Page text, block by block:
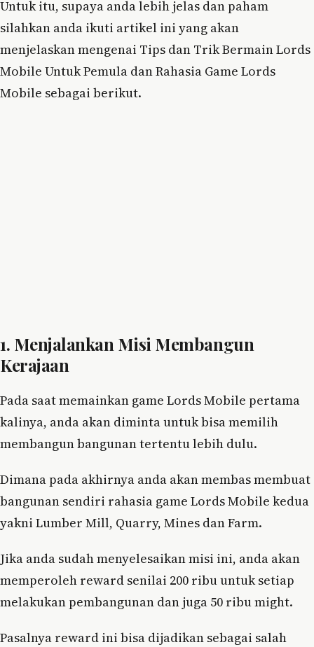
Untuk itu, supaya anda lebih jelas dan paham
silahkan anda ikuti artikel ini yang akan
menjelaskan mengenai Tips dan Trik Bermain Lords
Mobile Untuk Pemula dan Rahasia Game Lords
Mobile sebagai berikut.
1. Menjalankan Misi Membangun
Kerajaan
Pada saat memainkan game Lords Mobile pertama
kalinya, anda akan diminta untuk bisa memilih
membangun bangunan tertentu lebih dulu.
Dimana pada akhirnya anda akan membas membuat
bangunan sendiri rahasia game Lords Mobile kedua
yakni Lumber Mill, Quarry, Mines dan Farm.
Jika anda sudah menyelesaikan misi ini, anda akan
memperoleh reward senilai 200 ribu untuk setiap
melakukan pembangunan dan juga 50 ribu might.
Pasalnya reward ini bisa dijadikan sebagai salah